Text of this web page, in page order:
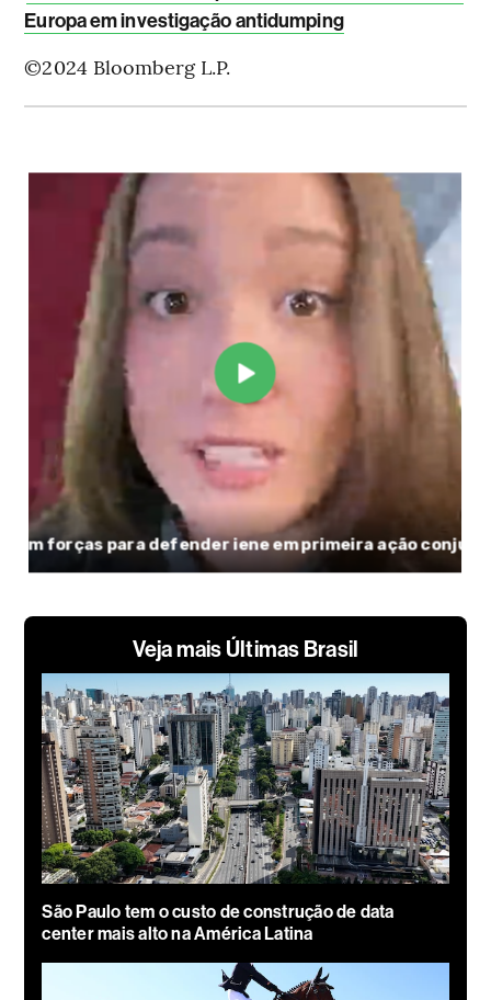
Europa em investigação antidumping
©2024 Bloomberg L.P.
Veja mais Últimas Brasil
São Paulo tem o custo de construção de data
center mais alto na América Latina